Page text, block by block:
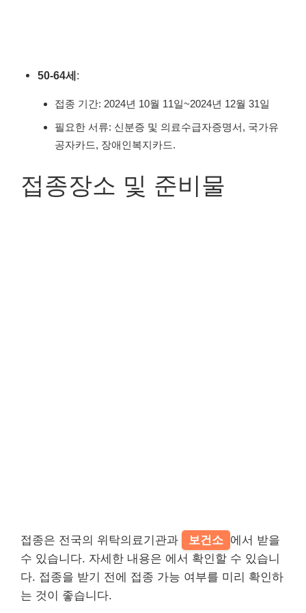
50-64세:
접종 기간: 2024년 10월 11일~2024년 12월 31일
필요한 서류: 신분증 및 의료수급자증명서, 국가유
공자카드, 장애인복지카드.
접종장소 및 준비물
접종은 전국의 위탁의료기관과 보건소 에서 받을
수 있습니다. 자세한 내용은 에서 확인할 수 있습니
다. 접종을 받기 전에 접종 가능 여부를 미리 확인하
는 것이 좋습니다.